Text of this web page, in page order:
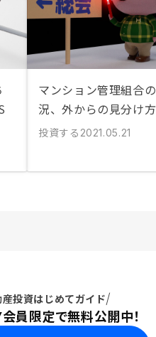
マンション管理組合
況、外からの見分け方
投資する 2021.05.21
産投資はじめてガイド
員限定で無料公開中！